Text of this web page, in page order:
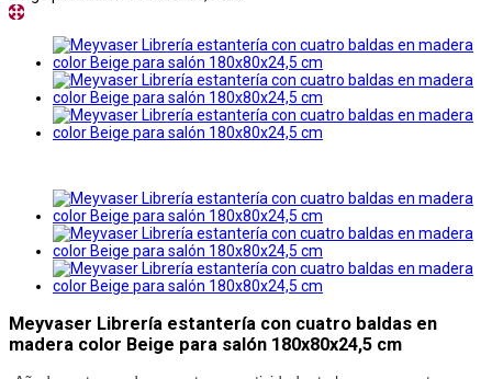
Meyvaser Librería estantería con cuatro baldas en
madera color Beige para salón 180x80x24,5 cm